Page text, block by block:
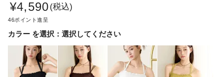
¥4,590 税込
46
カラー 選択してください